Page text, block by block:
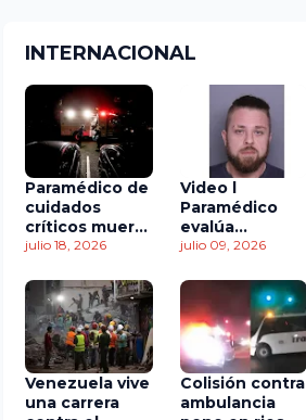
INTERNACIONAL
Paramédico de
cuidados
críticos muere
en accidente
julio 18, 2026
Video l
Paramédico
evalúa
acuerdo de
escandaloso
caso de
contaminación
con fluidos
corporales
julio 09, 2026
Venezuela vive
una carrera
Colisión contra
ambulancia